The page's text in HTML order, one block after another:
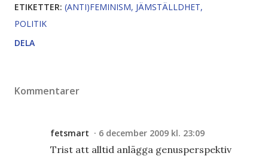
ETIKETTER: (ANTI)FEMINISM JÄMSTÄLLDHET
POLITIK
DELA
Kommentarer
fetsmart 6 december 2009 kl. 23:09
Trist att alltid anlägga genusperspektiv